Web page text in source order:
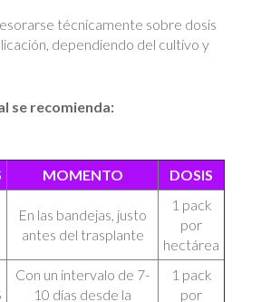
técnicamente sobre dosis
dependiendo del cultivo y
se recomienda:
MOMENTO DOSIS
En las bandejas, justo
antes del trasplante
1 pack
por
hectárea
Con un intervalo de 7-
10 días desde la
1 pack
por